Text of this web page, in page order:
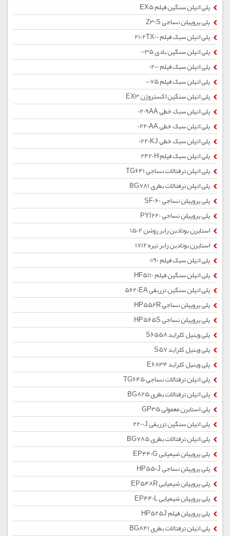
پلی اتیلن سنگین فیلم EX5
پلی پروپیلن نساجی Z30S
پلی اتیلن سبک فیلم 2102TX00
پلی اتیلن سنگین بادی 0035
پلی اتیلن سبک فیلم 0200
پلی اتیلن سبک فیلم 0075
پلی اتیلن سنگین اکستروژن EX3
پلی اتیلن سبک خطی 0209AA
پلی اتیلن سبک خطی 0220AA
پلی اتیلن سبک خطی 0220KJ
پلی اتیلن سبک فیلم 2420H
پلی اتیلن ترفتالات نساجی TG641
پلی اتیلن ترفتالات بطری BG781
پلی پروپیلن نساجی SF060
پلی پروپیلن نساجی PYI220
استایرن بوتادین رابر روشن 1502
استایرن بوتادین رابر تیره 1712
پلی اتیلن سبک فیلم 0190
پلی اتیلن سنگین فیلم HF5110
پلی اتیلن سنگین تزریقی 5620EA
پلی پروپیلن نساجی HP552R
پلی پروپیلن نساجی HP565S
پلی وینیل کلراید S6558
پلی وینیل کلراید S57
پلی وینیل کلراید E6834
پلی اتیلن ترفتالات نساجی TG645
پلی اتیلن ترفتالات بطری BG825
پلی استایرن معمولی GP35
پلی اتیلن سنگین تزریقی 2200J
پلی اتیلن ترفتالات بطری BG785
پلی پروپیلن شیمیایی EP440G
پلی پروپیلن نساجی HP550J
پلی پروپیلن شیمیایی EP548R
پلی پروپیلن شیمیایی EP440L
پلی پروپیلن فیلم HP525J
پلی اتیلن ترفتالات بطری BG841